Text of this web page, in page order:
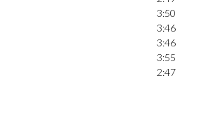
3:50
3:46
3:46
3:55
2:47